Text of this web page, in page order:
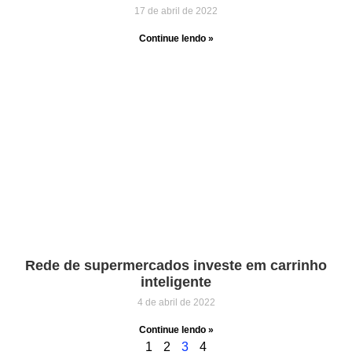
17 de abril de 2022
Continue lendo »
Rede de supermercados investe em carrinho
inteligente
4 de abril de 2022
Continue lendo »
1 2 3 4